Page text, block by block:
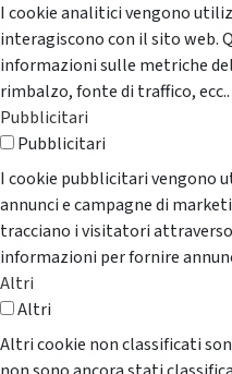
I cookie analitici vengono
interagiscono con il sito web.
informazioni sulle metriche
rimbalzo, fonte di traffico, ecc..
Pubblicitari
Pubblicitari
I cookie pubblicitari vengono
annunci e campagne di
tracciano i visitatori
informazioni per fornire
Altri
Altri
Altri cookie non classificati